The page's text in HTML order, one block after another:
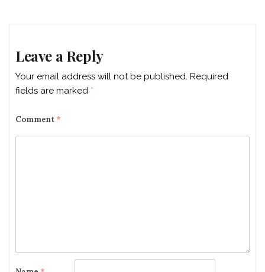
Leave a Reply
Your email address will not be published. Required
fields are marked *
Comment *